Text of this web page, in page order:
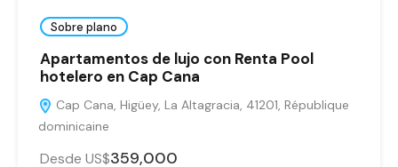
Sobre plano
Apartamentos de lujo con Renta Pool
hotelero en Cap Cana
Cap Cana, Higüey, La Altagracia, 41201, République
dominicaine
Desde US$359,000